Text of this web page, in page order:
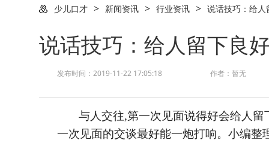
少儿口才 > 新闻资讯 > 行业资讯 > 说话技巧：给
说话技巧：给人留下良
发布时间：2019-11-22 17:05:18 作者：暂无
与人交往,第一次见面说得好会给人
一次见面的交谈最好能一炮打响。 小编整